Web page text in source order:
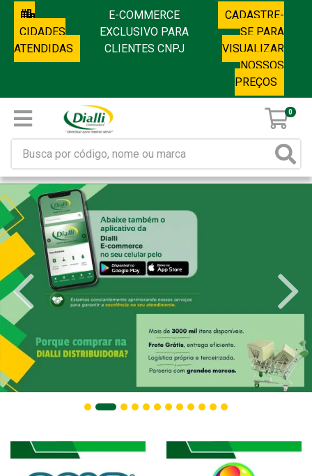
CIDADES
ATENDIDAS
E-COMMERCE
EXCLUSIVO PARA
CLIENTES CNPJ
CADASTRE-
SE PARA
VISUALIZAR
NOSSOS
PREÇOS
0